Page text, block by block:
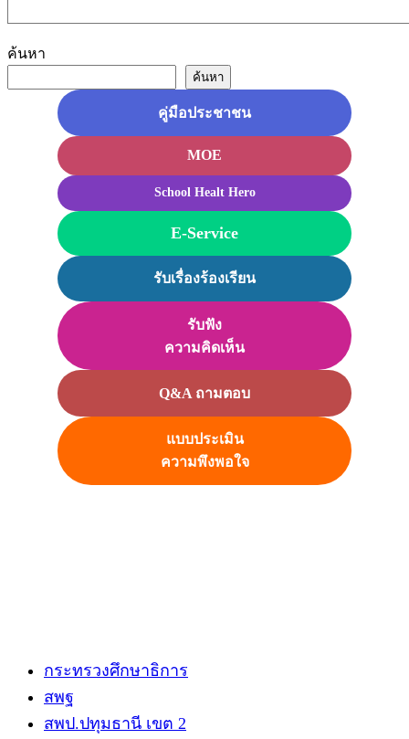
ค้นหา
ค้นหา
คู่มือประชาชน
MOE
School Healt Hero
E-Service
รับเรื่องร้องเรียน
รับฟัง
ความคิดเห็น
Q&A ถามตอบ
แบบประเมิน
ความพึงพอใจ
กระทรวงศึกษาธิการ
สพฐ
สพป.ปทุมธานี​ เขต 2